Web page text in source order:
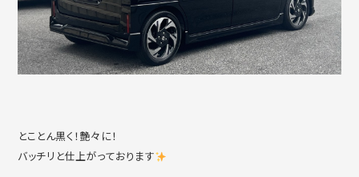
とことん黒く！艶々に！
バッチリと仕上がっております